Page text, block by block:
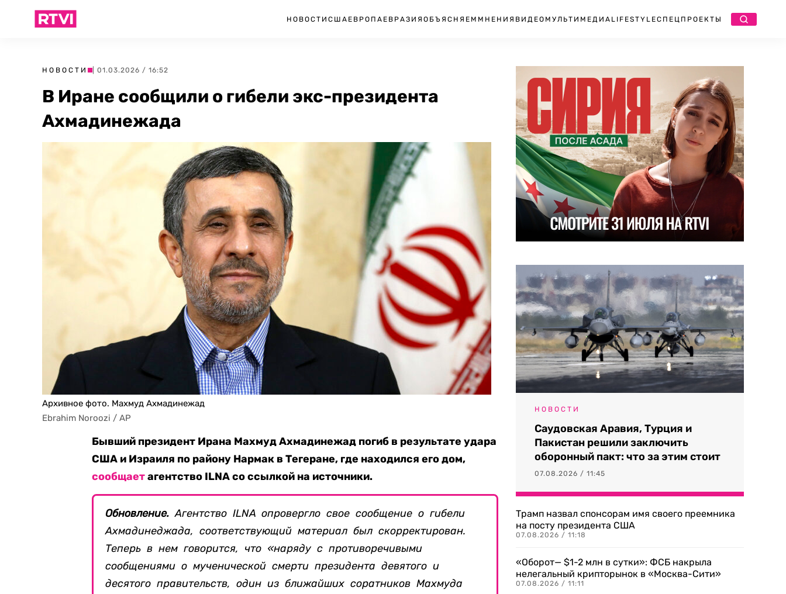
НОВОСТИ США ЕВРОПА ЕВРАЗИЯ ОБЪЯСНЯЕМ МНЕНИЯ ВИДЕО МУЛЬТИМЕДИА LIFESTYLEСПЕЦПРОЕКТЫ
НОВОСТИ | 01.03.2026 / 16:52
В Иране сообщили о гибели экс-президента
Ахмадинежада
Архивное фото. Махмуд Ахмадинежад
Ebrahim Noroozi / AP
Бывший президент Ирана Махмуд Ахмадинежад погиб в результате удара
США и Израиля по району Нармак в Тегеране, где находился его дом,
сообщаетагентство ILNA со ссылкой на источники.
Обновление. Агентство ILNA опровергло свое сообщение о гибели
Ахмадинеджада, соответствующий материал был скорректирован.
Теперь в нем говорится, что «наряду с противоречивыми
сообщениями о мученической смерти президента девятого и
десятого правительств, один из ближайших соратников Махмуда
НОВОСТИ
Саудовская Аравия, Турция и
Пакистан решили заключить
оборонный пакт: что за этим стоит
07.08.2026 / 11:45
Трамп назвал спонсорам имя своего преемника
на посту президента США
07.08.2026 / 11:18
«Оборот— $1-2 млн в сутки»: ФСБ накрыла
нелегальный крипторынок в «Москва-Сити»
07.08.2026 / 11:11